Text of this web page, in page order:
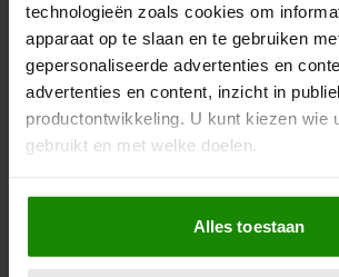
technologieën zoals cookies om
apparaat op te slaan en te gebruiken
gepersonaliseerde advertenties en
advertenties en content, inzicht in
productontwikkeling. U kunt kiezen wie
gebruikt en met welke doelen.
Als u het toestaat, willen we ook graag:
Informatie verzamelen over uw
locatie, die tot een paar meter
Alles toestaan